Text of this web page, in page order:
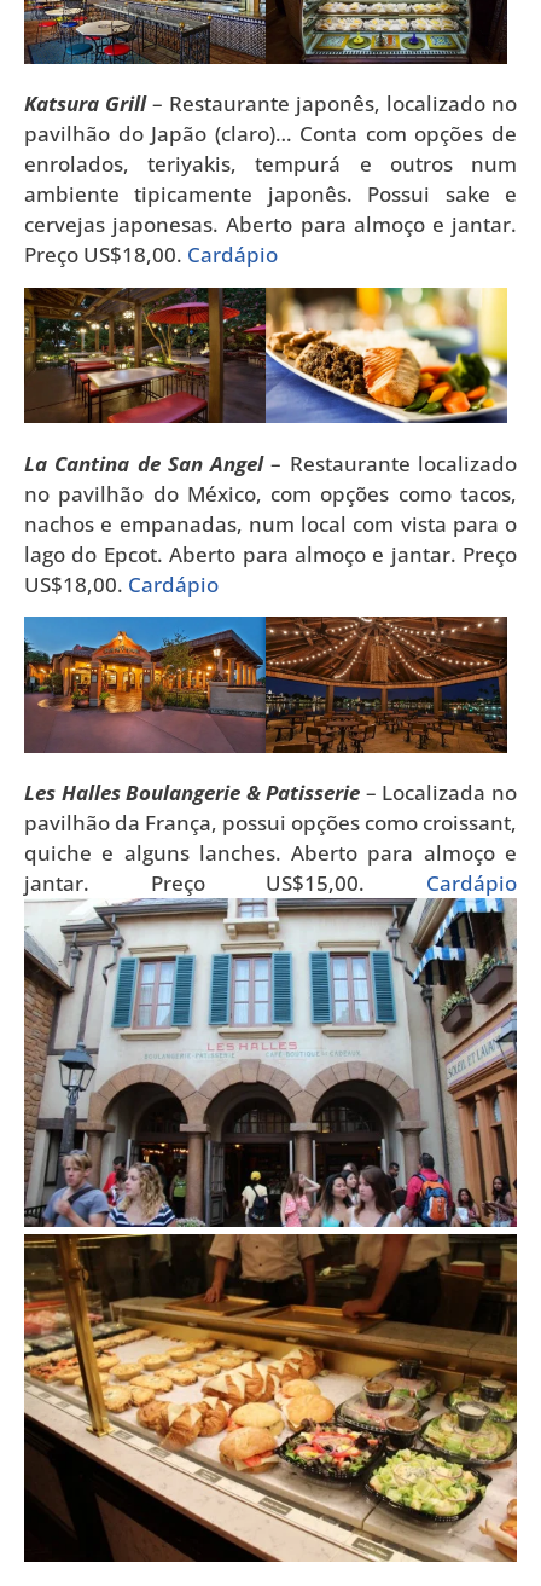
Katsura Grill– Restaurante japonês, localizado no
pavilhão do Japão (claro)… Conta com opções de
enrolados, teriyakis, tempurá e outros num
ambiente tipicamente japonês. Possui sake e
cervejas japonesas. Aberto para almoço e jantar.
Preço US$18,00. Cardápio
La Cantina de San Angel– Restaurante localizado
no pavilhão do México, com opções como tacos,
nachos e empanadas, num local com vista para o
lago do Epcot. Aberto para almoço e jantar. Preço
US$18,00. Cardápio
Les Halles Boulangerie & Patisserie – Localizada no
pavilhão da França, possui opções como croissant,
quiche e alguns lanches. Aberto para almoço e
jantar. Preço US$15,00. Cardápio